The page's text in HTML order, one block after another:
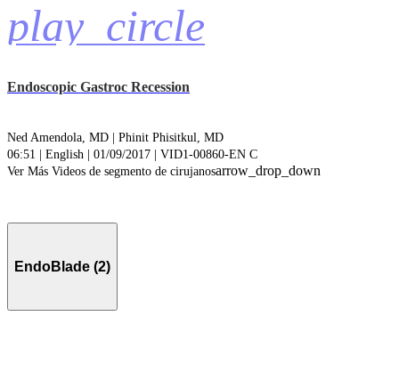
play_circle
Endoscopic Gastroc Recession
Ned Amendola, MD | Phinit Phisitkul, MD
06:51 | English | 01/09/2017 | VID1-00860-EN C
Ver Más Videos de segmento de cirujanosarrow_drop_down
EndoBlade (2)